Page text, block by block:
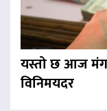
यस्तो छ आज
विनिमयदर